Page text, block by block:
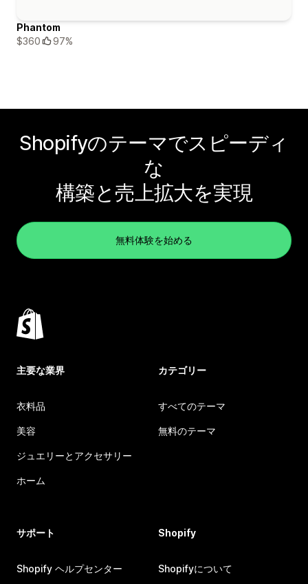
Phantom
$360
97%
Shopifyのテーマでスピーディ
な
構築と売上拡大を実現
無料体験を始める
主要な業界
衣料品
美容
ジュエリーとアクセサリー
ホーム
カテゴリー
すべてのテーマ
無料のテーマ
サポート
Shopify ヘルプセンター
Shopify
Shopifyについて